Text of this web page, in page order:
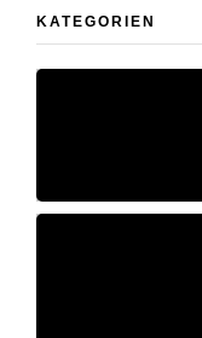
KATEGORIEN